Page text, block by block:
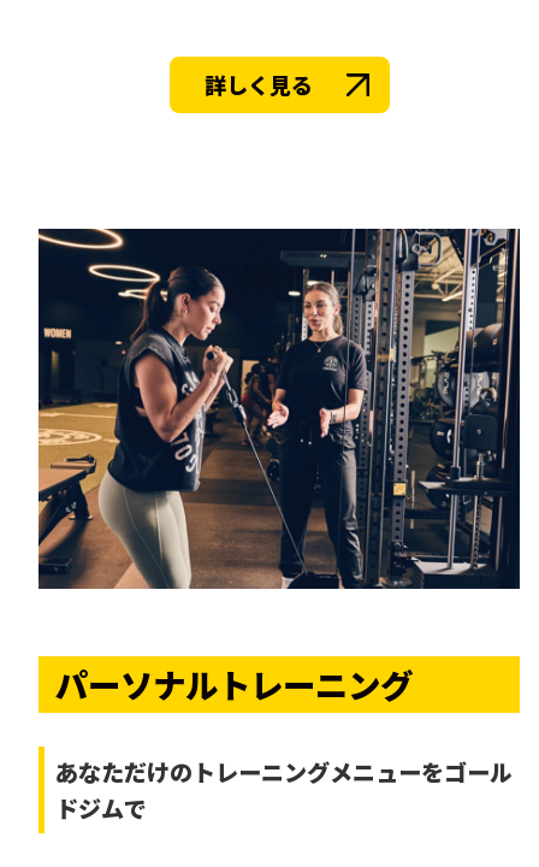
詳しく見る
パーソナルトレーニング
あなただけの トレーニングメニューをゴール
ドジムで